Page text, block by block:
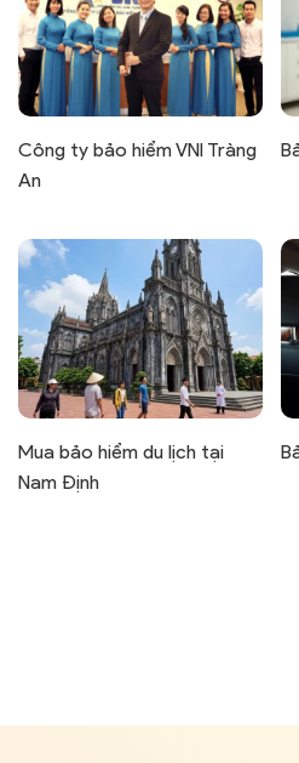
Công ty bảo hiểm VNI Tràng
An
Mua bảo hiểm du lịch tại
Nam Định